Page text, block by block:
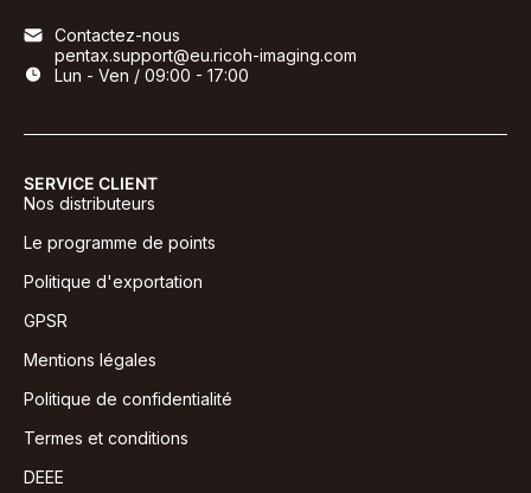
Contactez-nous
pentax.support@eu.ricoh-imaging.com
Lun - Ven / 09:00 - 17:00
SERVICE CLIENT
Nos distributeurs
Le programme de points
Politique d'exportation
GPSR
Mentions légales
Politique de confidentialité
Termes et conditions
DEEE